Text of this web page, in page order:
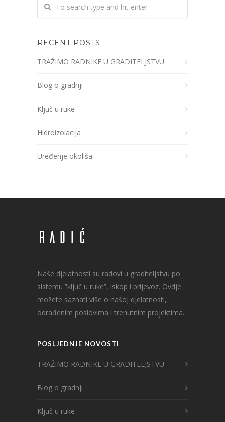
RECENT POSTS
TRAŽIMO RADNIKE U GRADITELJSTVU
Blog o gradnji
Ključ u ruke
Hidroizolacija
Uređenje okoliša
Naše djelatnosti su radovi u graditeljstvu po
sistemu ”ključ u ruke”, iskop i prijevoz. Ovdje
možete saznati više o našoj djelatnosti,
odrađenim poslovima i trenutnim projektima.
POSLJEDNJE NOVOSTI
TRAŽIMO RADNIKE U GRADITELJSTVU
Blog o gradnji
Ključ u ruke